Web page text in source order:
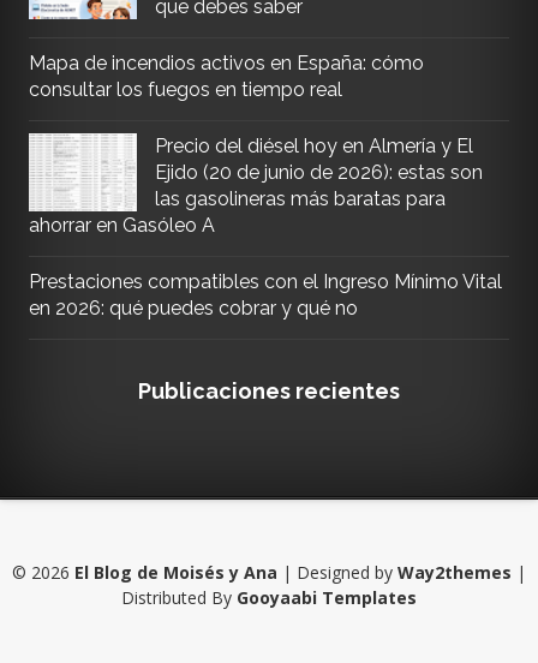
que debes saber
Mapa de incendios activos en España: cómo
consultar los fuegos en tiempo real
Precio del diésel hoy en Almería y El
Ejido (20 de junio de 2026): estas son
las gasolineras más baratas para
ahorrar en Gasóleo A
Prestaciones compatibles con el Ingreso Mínimo Vital
en 2026: qué puedes cobrar y qué no
Publicaciones recientes
© 2026 El Blog de Moisés y Ana | Designed by Way2themes |
Distributed By Gooyaabi Templates